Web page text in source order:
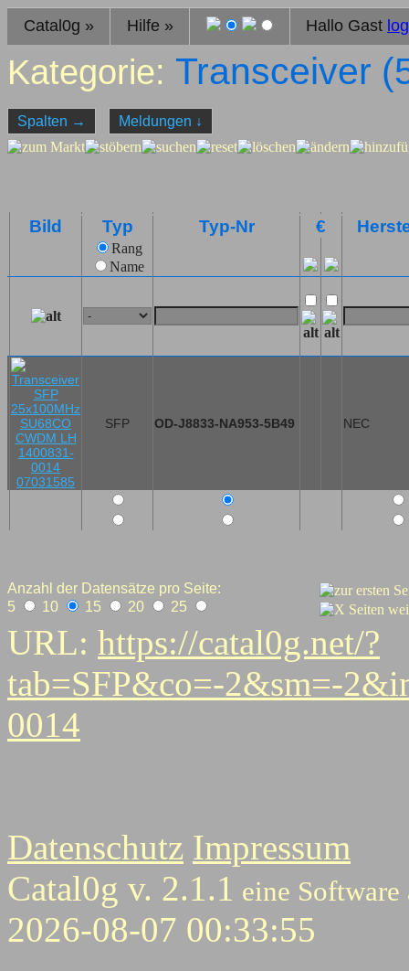
Catal0g » Hilfe » Hallo Gast
Kategorie: Transceiver (
Spalten → Meldungen ↓
Bild Typ Typ-Nr €
Rang
Name
SFP OD-J8833-NA953-5B49 NEC
Anzahl der Datensätze pro Seite:
5
10 15 20 25
URL: https://catal0g.net/?
tab=SFP&co=-2&sm=-
0014
Datenschutz Impressum
Catal0g v. 2.1.1 eine Software
2026-08-07 00:33:55